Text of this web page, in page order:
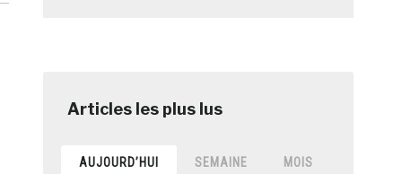
AUJOURD’HUI SEMAINE MOIS